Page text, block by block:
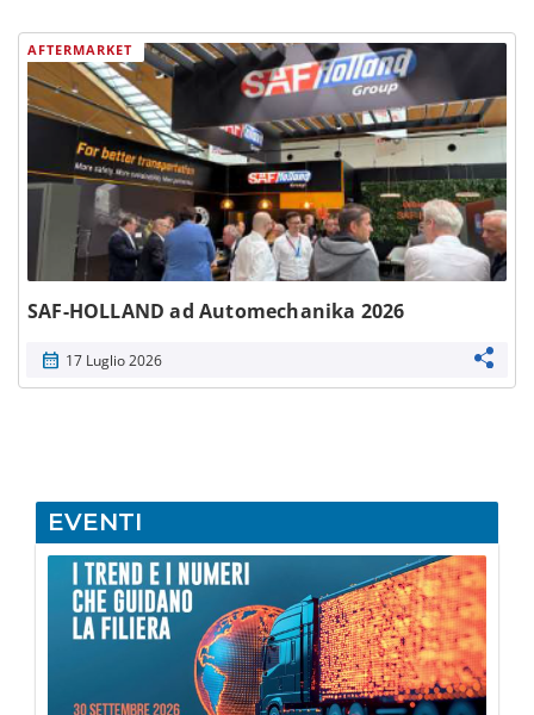
AFTERMARKET
SAF-HOLLAND ad Automechanika 2026
calendar_month 17 Luglio 2026
EVENTI